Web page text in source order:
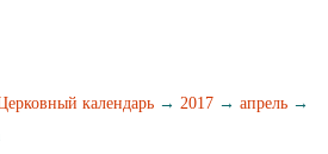
календарь → 2017 → апрель →